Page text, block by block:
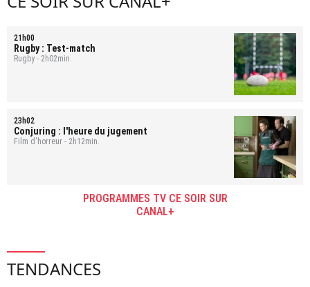
21h00
Rugby : Test-match
Rugby - 2h02min.
23h02
Conjuring : l'heure du jugement
Film d'horreur - 2h12min.
PROGRAMMES TV CE SOIR SUR
CANAL+
TENDANCES